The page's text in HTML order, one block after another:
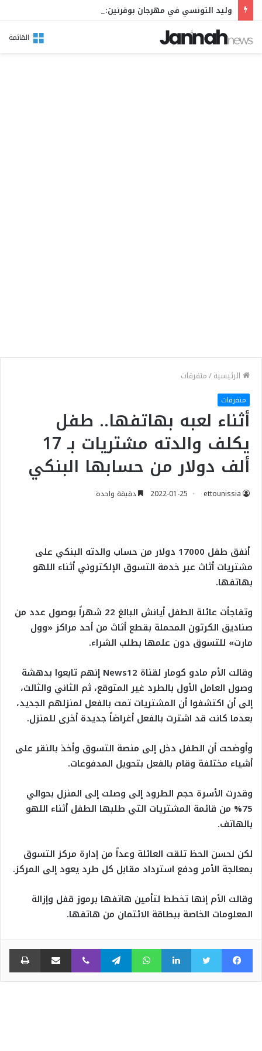
القائمة
الرئيسية/متفرقات
متفرقات
أثناء لعبه بهاتفها.. طفل
يكلف والدته مشتريات بـ 17
ألف دولار من حسابها البنكي
ettounissia
2022-01-25 دقيقة واحدة
أنفق طفل 17000 دولار من حساب والدته البنكي على
مشتريات أثاث عبر خدمة التسوق الإلكتروني أثناء اللهو
بهاتفها.
وتفاجأت عائلة الطفل أيانش البالغ 22 شهراً بوصول عدد من
صناديق الكرتون المحملة بقطع أثاث من أحد مراكز «وول
مارت» للتسوق دون علمها بطلب الشراء.
وقالت الأم مادو كومار لقناة News12 إنهم تابعوا بدهشة
وصول العامل الأول بالطرد غير المتوقع، ثم الثاني والثالث،
إلى أن اكتشفوا أن المشتريات تمت بالفعل لمنزلهم الجديد،
بعدما كانت قد اشترت بالفعل أغراضاً جديدة أخرى للمنزل.
وأوضحت أن الطفل دخل إلى منصة التسوق وأخذ بالنقر على
أشياء مختلفة وقام بالفعل بتحويل المدفوعات.
وقدرت الأسرة حجم الطرود إلى وصلت إلى المنزل بحوالي
75% من قائمة المشتريات التي طلبها الطفل أثناء اللهو
بالهاتف.
لكن لحسن الحظ تلقت العائلة وعداً من إدارة مركز التسوق
بمعالجة الأمر ودفع استرداد مقابل كل طرد يعود إلى المركز.
وقالت الأم إنها تخطط لتأمين هاتفها برموز قفل وإزالة
المعلومات الخاصة ببطاقة الائتمان من هاتفها.
فيسبوكتويتر لينكدإنواتساب تيلقرام ڤايبر مشاركة عبر البريد